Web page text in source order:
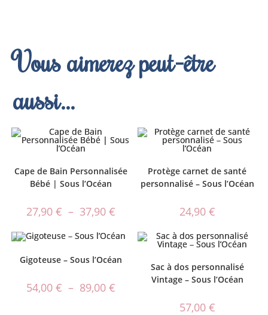
Vous aimerez peut-être
aussi…
Cape de Bain Personnalisée
Bébé | Sous l’Océan
27,90 € – 37,90 €
Protège carnet de santé
personnalisé – Sous l’Océan
24,90 €
Gigoteuse – Sous l’Océan
54,00 € – 89,00 €
Sac à dos personnalisé
Vintage – Sous l’Océan
57,00 €